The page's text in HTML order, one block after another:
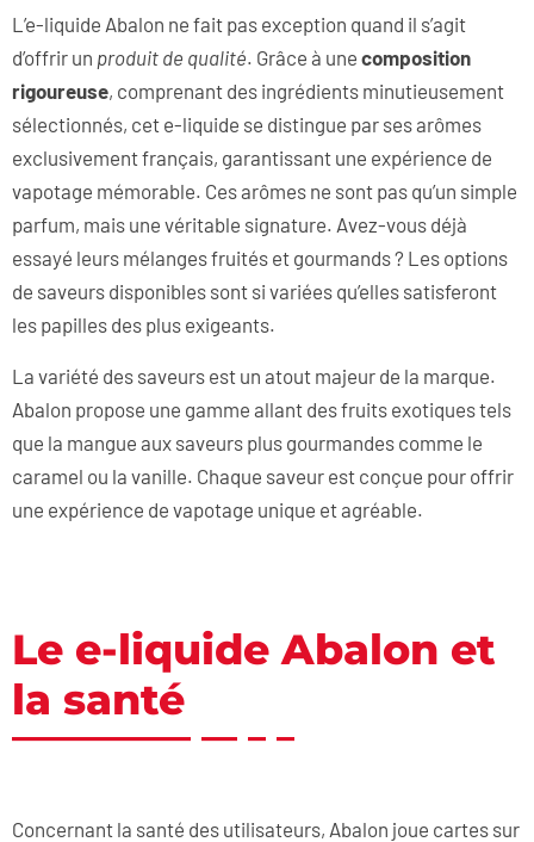
L’e-liquide Abalon ne fait pas exception quand il s’agit
d’offrir un produit de qualité. Grâce à une composition
rigoureuse, comprenant des ingrédients minutieusement
sélectionnés, cet e-liquide se distingue par ses arômes
exclusivement français, garantissant une expérience de
vapotage mémorable. Ces arômes ne sont pas qu’un simple
parfum, mais une véritable signature. Avez-vous déjà
essayé leurs mélanges fruités et gourmands ? Les options
de saveurs disponibles sont si variées qu’elles satisferont
les papilles des plus exigeants.
La variété des saveurs est un atout majeur de la marque.
Abalon propose une gamme allant des fruits exotiques tels
que la mangue aux saveurs plus gourmandes comme le
caramel ou la vanille. Chaque saveur est conçue pour offrir
une expérience de vapotage unique et agréable.
Le e-liquide Abalon et
la santé
Concernant la santé des utilisateurs, Abalon joue cartes sur